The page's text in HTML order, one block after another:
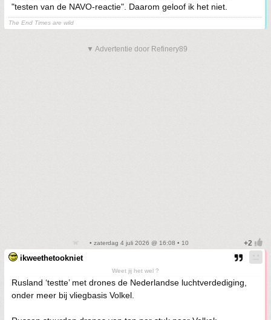
"testen van de NAVO-reactie". Daarom geloof ik het niet.
The End Times are wild
▼ Advertentie door Refinery89
• zaterdag 4 juli 2026 @ 16:08 • 10
ikweethetookniet
Weet jij het wel ?
Rusland ‘testte’ met drones de Nederlandse luchtverdediging,
onder meer bij vliegbasis Volkel.